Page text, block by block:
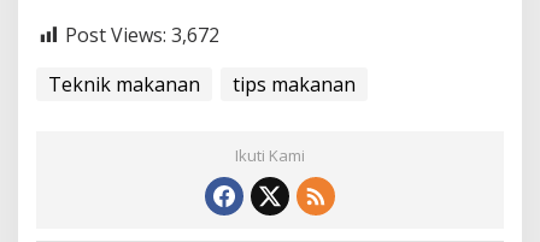
Post Views: 3,672
Teknik makanan
tips makanan
Ikuti Kami